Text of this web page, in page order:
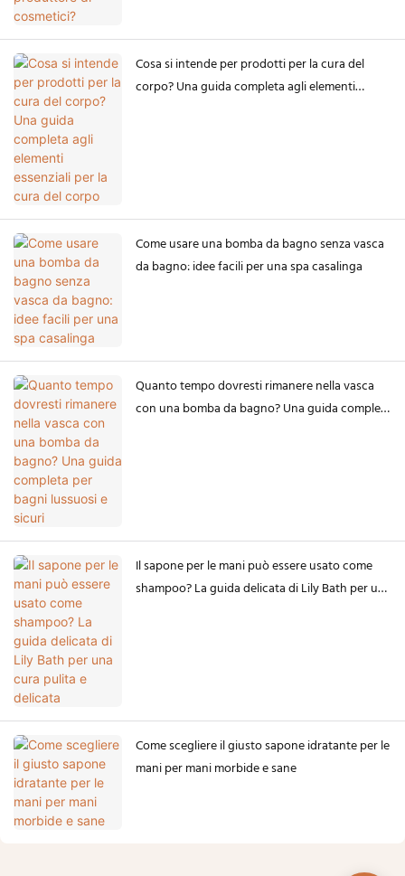
Cosa si intende per prodotti per la cura del
corpo? Una guida completa agli elementi
Come usare una bomba da bagno senza vasca
da bagno: idee facili per una spa casalinga
Quanto tempo dovresti rimanere nella vasca
con una bomba da bagno? Una guida completa
Il sapone per le mani può essere usato come
shampoo? La guida delicata di Lily Bath per una
Come scegliere il giusto sapone idratante per le
mani per mani morbide e sane